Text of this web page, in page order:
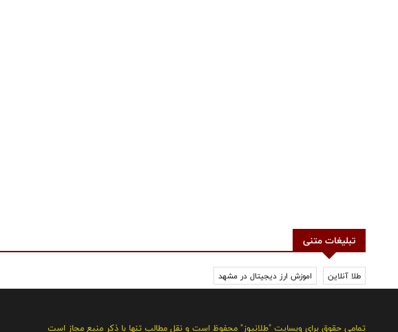
تبلیغات متنی
طلا آنلاین اموزش ارز دیجیتال در مشهد
تمامی حقوق برای وبسایت "طلانیوز" محفوظ است و نقل مطالب تنها با ذکر منبع مجاز است